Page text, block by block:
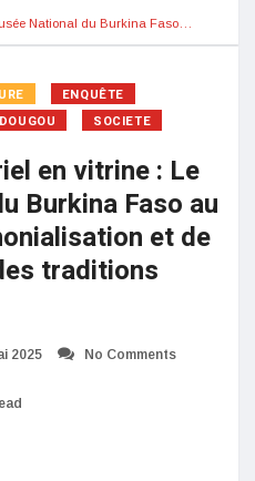
National du Burkina Faso…
ENQUÊTE
SOCIETE
en vitrine : Le
Burkina Faso au
et de
traditions
2025 No Comments